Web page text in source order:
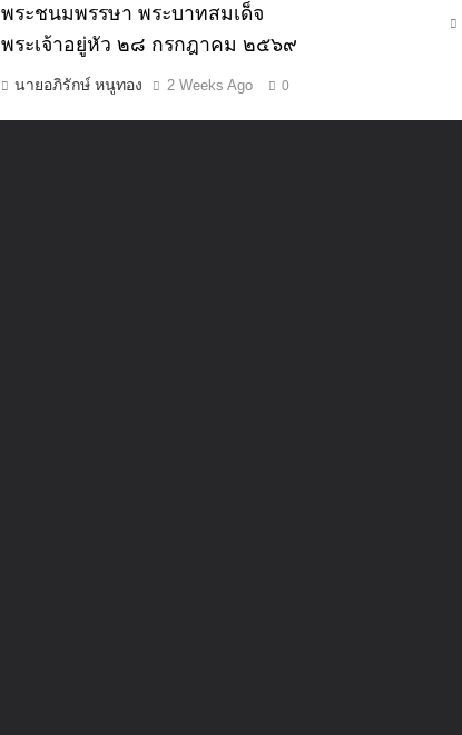
พระชนมพรรษา พระบาทสมเด็จ
พระเจ้าอยู่หัว ๒๘ กรกฎาคม ๒๕๖๙
นายอภิรักษ์ หนูทอง 2 Weeks Ago 0